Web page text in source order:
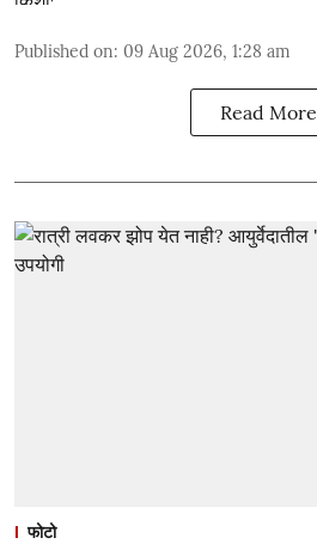
Published on: 09 Aug 2026, 1:28 am
Read More
फोटो